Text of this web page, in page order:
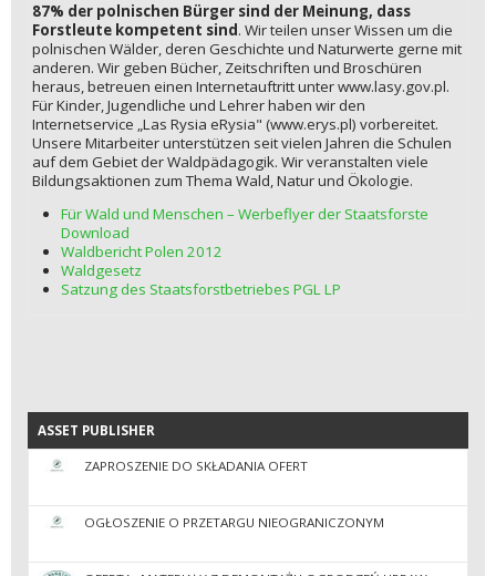
87% der polnischen Bürger sind der Meinung, dass
Forstleute kompetent sind. Wir teilen unser Wissen um die
polnischen Wälder, deren Geschichte und Naturwerte gerne mit
anderen. Wir geben Bücher, Zeitschriften und Broschüren
heraus, betreuen einen Internetauftritt unter www.lasy.gov.pl.
Für Kinder, Jugendliche und Lehrer haben wir den
Internetservice „Las Rysia eRysia" (www.erys.pl) vorbereitet.
Unsere Mitarbeiter unterstützen seit vielen Jahren die Schulen
auf dem Gebiet der Waldpädagogik. Wir veranstalten viele
Bildungsaktionen zum Thema Wald, Natur und Ökologie.
Für Wald und Menschen – Werbeflyer der Staatsforste
Download
Waldbericht Polen 2012
Waldgesetz
Satzung des Staatsforstbetriebes PGL LP
ASSET PUBLISHER
ASSET PUBLISHER
ZAPROSZENIE DO SKŁADANIA OFERT
OGŁOSZENIE O PRZETARGU NIEOGRANICZONYM